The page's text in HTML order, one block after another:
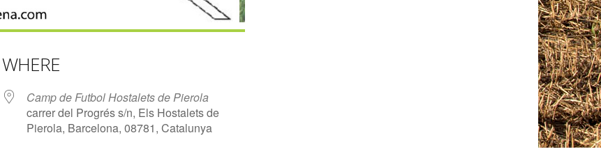
WHERE
Camp de Futbol Hostalets de Pierola
carrer del Progrés s/n, Els Hostalets de
Pierola, Barcelona, 08781, Catalunya